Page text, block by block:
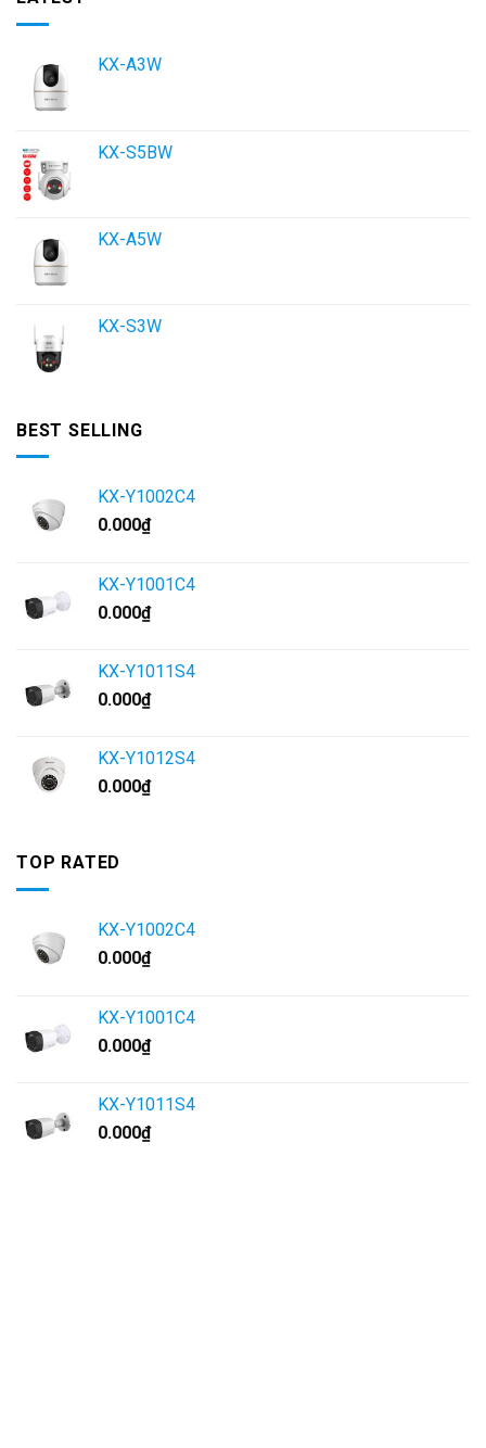
KX-A3W
KX-S5BW
KX-A5W
KX-S3W
BEST SELLING
KX-Y1002C4
0.000₫
KX-Y1001C4
0.000₫
KX-Y1011S4
0.000₫
KX-Y1012S4
0.000₫
TOP RATED
KX-Y1002C4
0.000₫
KX-Y1001C4
0.000₫
KX-Y1011S4
0.000₫